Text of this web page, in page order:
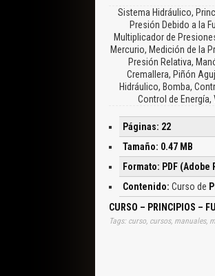
Sistema Hidráulico,
Presión Debido a la
Multiplicador de
Mercurio, Medición de la
Presión Relativa,
Cremallera, Piñón
Hidráulico, Bomba,
Control de Energía,
Páginas: 22
Tamaño: 0.47 MB
Formato: PDF (Adobe
Contenido: Curso de
CURSO – PRINCIPIOS –